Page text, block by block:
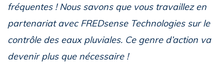
fréquentes ! Nous savons que vous travaillez en
partenariat avec FREDsense Technologies sur le
contrôle des eaux pluviales. Ce genre d’action va
devenir plus que nécessaire !